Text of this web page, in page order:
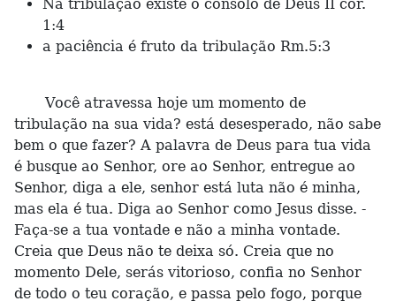
Na tribulação existe o consolo de Deus II cor.
1:4
a paciência é fruto da tribulação Rm.5:3
Você atravessa hoje um momento de
tribulação na sua vida? está desesperado, não sabe
bem o que fazer? A palavra de Deus para tua vida
é busque ao Senhor, ore ao Senhor, entregue ao
Senhor, diga a ele, senhor está luta não é minha,
mas ela é tua. Diga ao Senhor como Jesus disse. -
Faça-se a tua vontade e não a minha vontade.
Creia que Deus não te deixa só. Creia que no
momento Dele, serás vitorioso, confia no Senhor
de todo o teu coração, e passa pelo fogo, porque